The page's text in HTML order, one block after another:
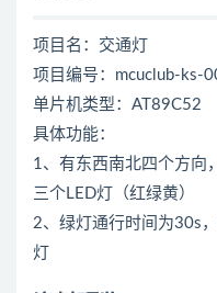
项目名：交通灯
项目编号：mcuclub-ks-
单片机类型：AT89C52
具体功能：
1、有东西南北四个方向
三个LED灯（红绿黄）
2、绿灯通行时间为30s
灯